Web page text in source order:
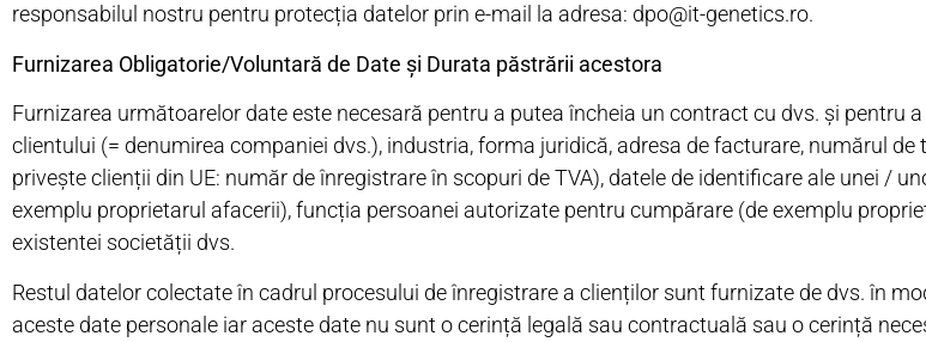
responsabilul nostru pentru protecția datelor prin e-mail la adresa: dpo@it-genetics.ro.
Furnizarea Obligatorie/Voluntară de Date și Durata păstrării acestora
Furnizarea următoarelor date este necesară pentru a putea încheia un contract cu dvs. și pentru
clientului (= denumirea companiei dvs.), industria, forma juridică, adresa de facturare, numărul
privește clienții din UE: număr de înregistrare în scopuri de TVA), datele de identificare ale unei /
exemplu proprietarul afacerii), funcția persoanei autorizate pentru cumpărare (de exemplu
existentei societății dvs.
Restul datelor colectate în cadrul procesului de înregistrare a clienților sunt furnizate de dvs. în
aceste date personale iar aceste date nu sunt o cerință legală sau contractuală sau o cerință